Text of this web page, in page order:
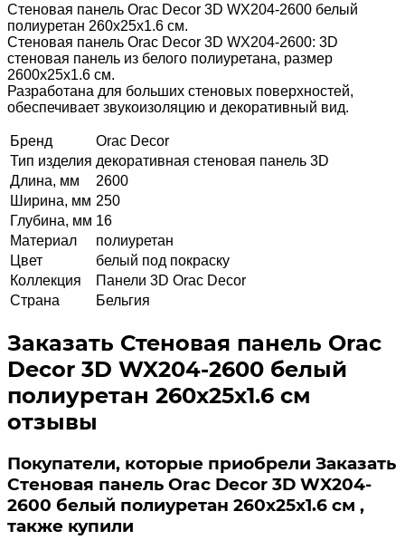
Стеновая панель Orac Decor 3D WX204-2600 белый
полиуретан 260x25x1.6 см.
Стеновая панель Orac Decor 3D WX204-2600: 3D
стеновая панель из белого полиуретана, размер
2600x25x1.6 см.
Разработана для больших стеновых поверхностей,
обеспечивает звукоизоляцию и декоративный вид.
Бренд
Orac Decor
Тип изделия декоративная стеновая панель 3D
Длина, мм
2600
Ширина, мм 250
Глубина, мм 16
Материал
полиуретан
Цвет
белый под покраску
Коллекция
Панели 3D Orac Decor
Страна
Бельгия
Заказать Стеновая панель Orac
Decor 3D WX204-2600 белый
полиуретан 260x25x1.6 см
отзывы
Покупатели, которые приобрели Заказать
Стеновая панель Orac Decor 3D WX204-
2600 белый полиуретан 260x25x1.6 см ,
также купили